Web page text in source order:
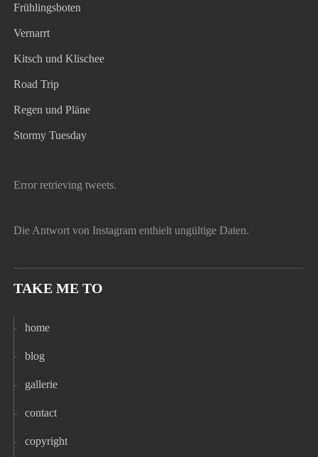
Frühlingsboten
Vernarrt
Kitsch und Klischee
Road Trip
Regen und Pläne
Stormy Tuesday
Error retrieving tweets.
Die Antwort von Instagram enthielt ungültige Daten.
TAKE ME TO
home
blog
gallerie
contact
copyright